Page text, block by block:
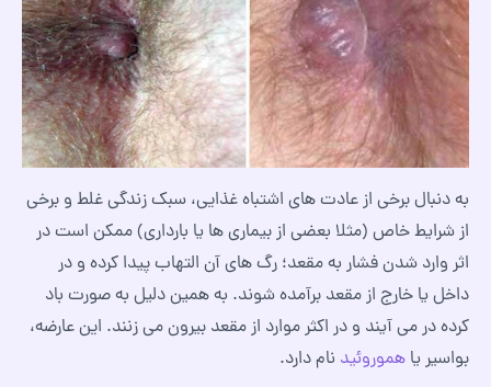
به دنبال برخی از عادت های اشتباه غذایی، سبک زندگی غلط و برخی
از شرایط خاص (مثلا بعضی از بیماری ها یا بارداری) ممکن است در
اثر وارد شدن فشار به مقعد؛ رگ های آن التهاب پیدا کرده و در
داخل یا خارج از مقعد برآمده شوند. به همین دلیل به صورت باد
کرده در می آیند و در اکثر موارد از مقعد بیرون می زنند. این عارضه،
بواسیر یا هموروئید نام دارد.